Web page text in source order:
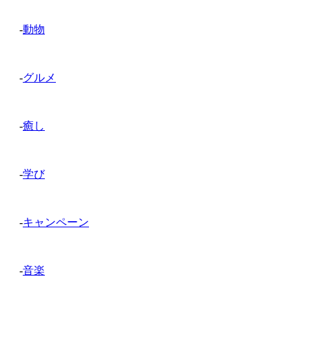
-動物
-グルメ
-癒し
-学び
-キャンペーン
-音楽